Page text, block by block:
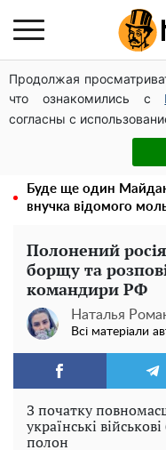
Продолжая
что ознакомились с
согласны с
Дрони із націнкою:
мільйони
Естонії
Його доведеться
зберігати бензин у
Буде ще один
внучка відомого
Полонений
борщу та
командири РФ
Наталья
Всі матеріали
З початку
українські
полон